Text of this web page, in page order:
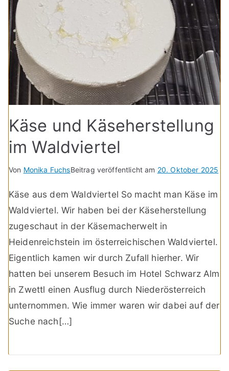
Käse und Käseherstellung
im Waldviertel
Von Monika FuchsBeitrag veröffentlicht am 20. Oktober 2025
Käse aus dem Waldviertel So macht man Käse im
Waldviertel. Wir haben bei der Käseherstellung
zugeschaut in der Käsemacherwelt in
Heidenreichstein im österreichischen Waldviertel.
Eigentlich kamen wir durch Zufall hierher. Wir
hatten bei unserem Besuch im Hotel Schwarz Alm
in Zwettl einen Ausflug durch Niederösterreich
unternommen. Wie immer waren wir dabei auf der
Suche nach[…]